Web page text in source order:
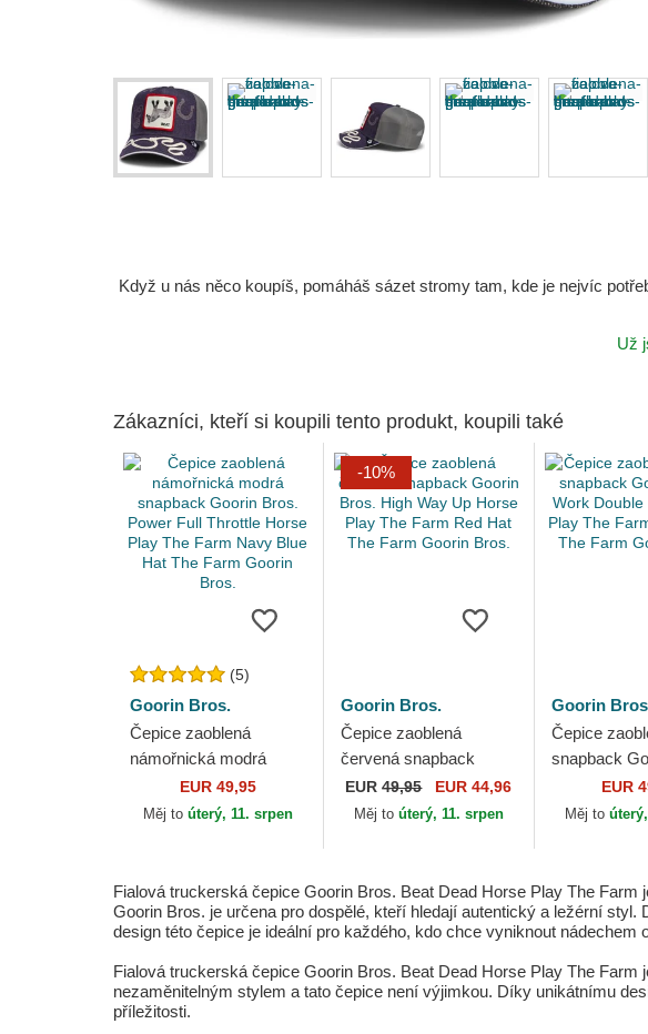
Když u nás něco koupíš, pomáháš sázet stromy tam, kde je nejvíc
Už
Zákazníci, kteří si koupili tento produkt, koupili také
(5)
Goorin Bros.
Čepice zaoblená
námořnická modrá
snapback Goorin Bros.
Power Full Throttle
EUR 49,95
Měj to úterý, 11. srpen
-10%
Goorin Bros.
Čepice zaoblená
červená snapback
Goorin Bros. High Way
Up Horse Play The
EUR49,95 EUR 44,96
Měj to úterý, 11. srpen
Goorin
Čepice
snapback
Work
Horse Play
EUR
Měj to
Fialová truckerská čepice Goorin Bros. Beat Dead Horse Play The
Goorin Bros. je určena pro dospělé, kteří hledají autentický a ležérní
design této čepice je ideální pro každého, kdo chce vyniknout nádechem
Fialová truckerská čepice Goorin Bros. Beat Dead Horse Play The
nezaměnitelným stylem a tato čepice není výjimkou. Díky unikátnímu
příležitosti.